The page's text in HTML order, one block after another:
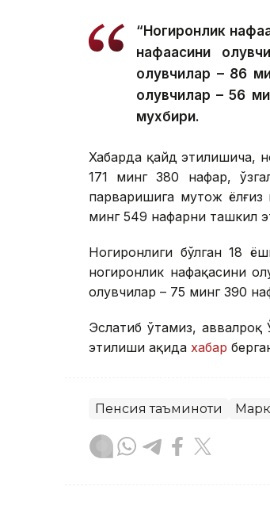
“Ногиронлик
нафақасини
олувчилар – 86
олувчилар – 56
мухбири.
Хабарда қайд этилишича,
171 минг 380 нафар,
парваришига муҳтож
минг 549 нафарни ташкил
Ногиронлиги бўлган 18
ногиронлик нафақасини
олувчилар – 75 минг 390
Эслатиб ўтамиз,
этилиши ҳақида хабар
Пенсия таъминоти